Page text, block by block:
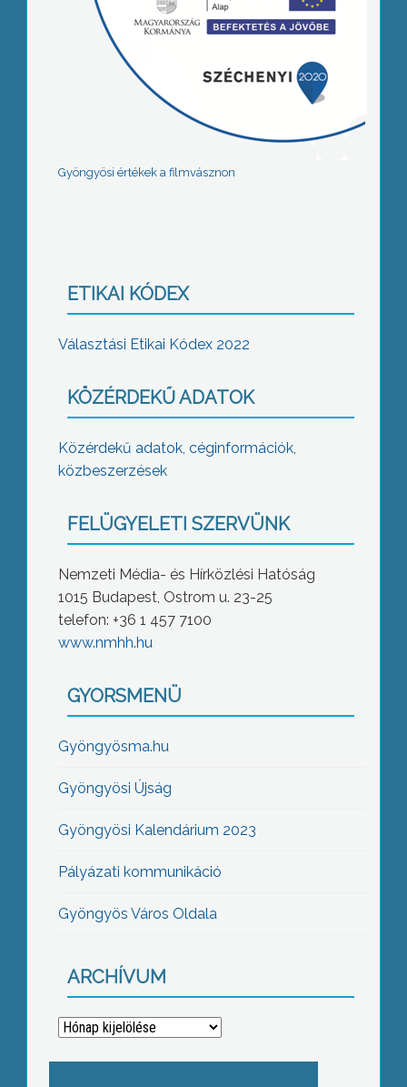
Gyöngyösi értékek a filmvásznon
ETIKAI KÓDEX
Választási Etikai Kódex 2022
KÖZÉRDEKŰ ADATOK
Közérdekű adatok, céginformációk,
közbeszerzések
FELÜGYELETI SZERVÜNK
Nemzeti Média- és Hírközlési Hatóság
1015 Budapest, Ostrom u. 23-25
telefon: +36 1 457 7100
www.nmhh.hu
GYORSMENÜ
Gyöngyösma.hu
Gyöngyösi Újság
Gyöngyösi Kalendárium 2023
Pályázati kommunikáció
Gyöngyös Város Oldala
ARCHÍVUM
Archívum